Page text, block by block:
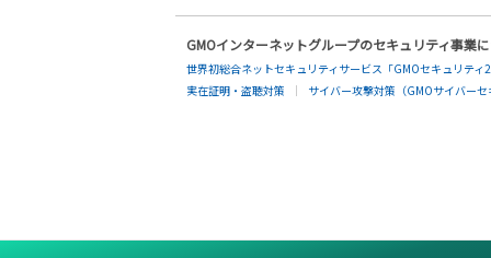
GMOインターネットグループのセキュリティ事業
世界初総合ネットセキュリティサービス「GMOセキュリティ
実在証明・盗聴対策
サイバー攻撃対策（GMOサイバー